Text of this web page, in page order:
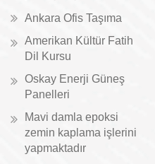
Ankara Ofis Taşıma
Amerikan Kültür Fatih
Dil Kursu
Oskay Enerji Güneş
Panelleri
Mavi damla epoksi
zemin kaplama işlerini
yapmaktadır